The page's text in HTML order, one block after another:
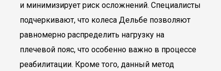
и минимизирует риск осложнений. Специалисты
подчеркивают, что колеса Дельбе позволяют
равномерно распределить нагрузку на
плечевой пояс, что особенно важно в процессе
реабилитации. Кроме того, данный метод